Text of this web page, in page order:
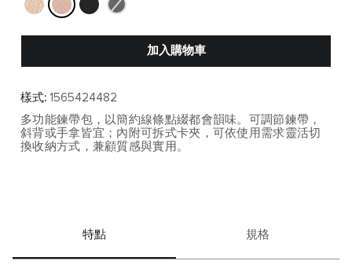
加入購物車
樣式: 1565424482
多功能鍊帶包，以簡約線條點綴都會韻味。可調節鍊帶，
斜背或手拿皆宜；內附可拆式卡夾，可依使用需求靈活切
換收納方式，兼顧質感與實用。
特點 規格